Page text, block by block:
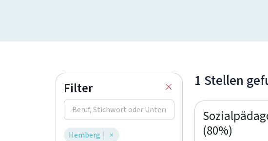
Filter
Hemberg ×
1 Stellen
(80%)